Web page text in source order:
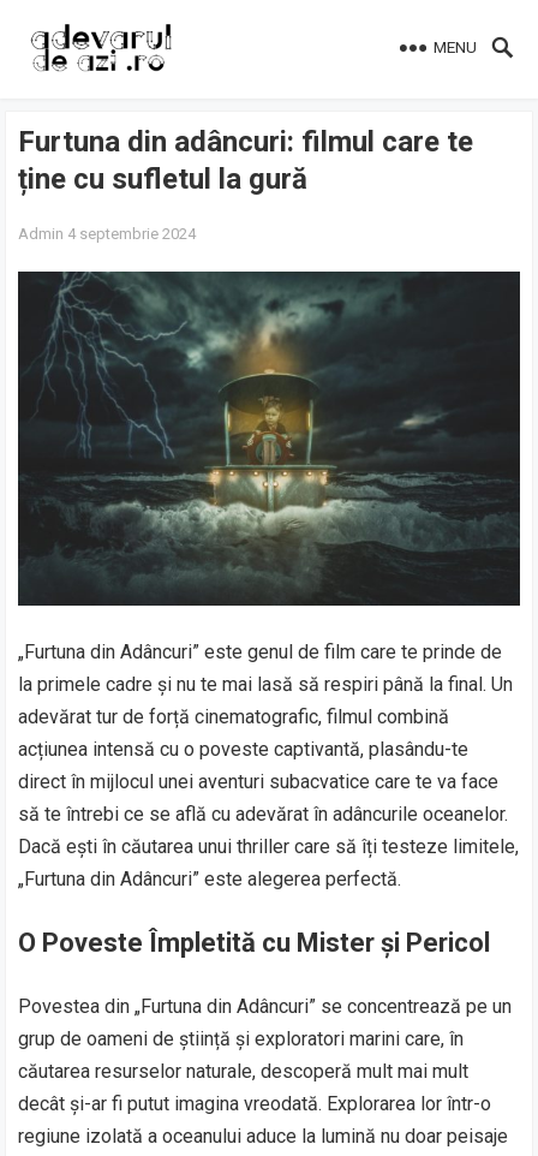
MENU
Furtuna din adâncuri: filmul care te
ține cu sufletul la gură
Admin 4 septembrie 2024
„Furtuna din Adâncuri” este genul de film care te prinde de
la primele cadre și nu te mai lasă să respiri până la final. Un
adevărat tur de forță cinematografic, filmul combină
acțiunea intensă cu o poveste captivantă, plasându-te
direct în mijlocul unei aventuri subacvatice care te va face
să te întrebi ce se află cu adevărat în adâncurile oceanelor.
Dacă ești în căutarea unui thriller care să îți testeze limitele,
„Furtuna din Adâncuri” este alegerea perfectă.
O Poveste Împletită cu Mister și Pericol
Povestea din „Furtuna din Adâncuri” se concentrează pe un
grup de oameni de știință și exploratori marini care, în
căutarea resurselor naturale, descoperă mult mai mult
decât și-ar fi putut imagina vreodată. Explorarea lor într-o
regiune izolată a oceanului aduce la lumină nu doar peisaje